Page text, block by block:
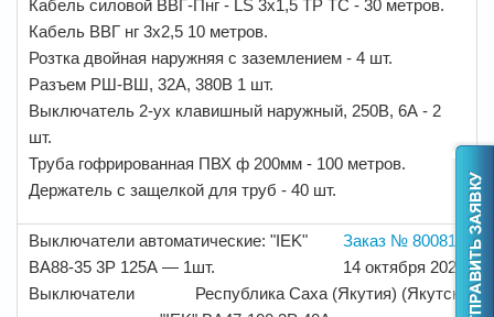
Кабель силовой ВВГ-Пнг - LS 3x1,5 TP TC - 30 метров.
Кабель ВВГ нг 3х2,5 10 метров.
Розтка двойная наружняя с заземлением - 4 шт.
Разъем РШ-ВШ, 32А, 380В 1 шт.
Выключатель 2-ух клавишный наружный, 250В, 6А - 2
шт.
Труба гофрированная ПВХ ф 200мм - 100 метров.
Держатель с защелкой для труб - 40 шт.
Заказ № 800813
14 октября 2022
Республика Саха (Якутия) (Якутск)
Выключатели автоматические: "IEK"
ВА88-35 3Р 125А — 1шт.
Выключатели